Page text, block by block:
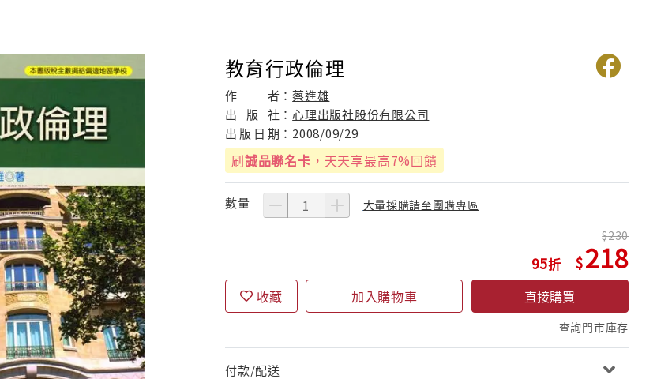
教育行政倫理
作 者：蔡進雄
出
版 社：心理出版社股份有限公司
出 版 日 期： 2008/09/29
刷誠品聯名卡 ，天天享最高7%回饋
數量 大量採購請至團購專區
95
230
218
收藏 加入購物車 直接購買
查詢門市庫存
付款/配送